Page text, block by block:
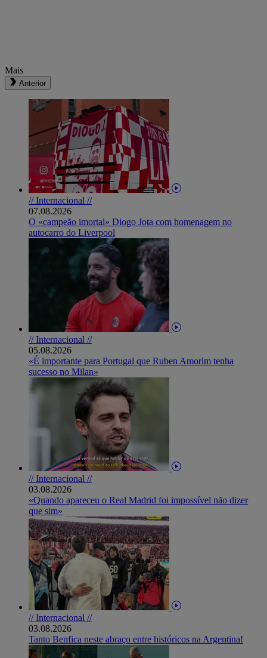
Mais
Anterior
// Internacional //
07.08.2026
O «campeão imortal» Diogo Jota com homenagem no
autocarro do Liverpool
// Internacional //
05.08.2026
«É importante para Portugal que Ruben Amorim tenha
sucesso no Milan»
// Internacional //
03.08.2026
«Quando apareceu o Real Madrid foi impossível não dizer
que sim»
// Internacional //
03.08.2026
Tanto Benfica neste abraço entre históricos na Argentina!